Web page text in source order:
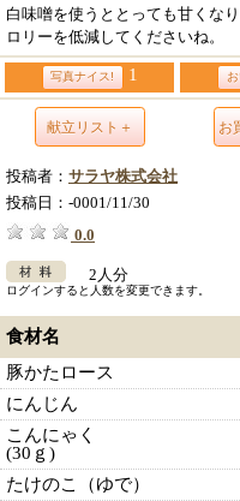
白味噌を使うととっても甘くな
ロリーを低減してくださいね。
写真ナイス! 1
献立リスト＋ お
投稿者： サラヤ株式会社
投稿日： -0001/11/30
0.0
2人分
ログインすると人数を変更できます。
食材名
豚かたロース
にんじん
こんにゃく
(30ｇ)
たけのこ（ゆで）